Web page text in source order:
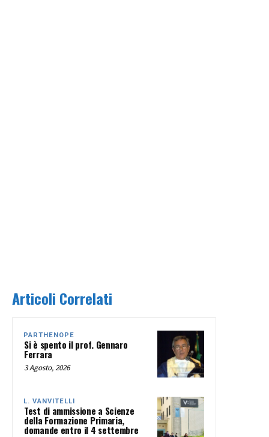
Articoli Correlati
PARTHENOPE
Si è spento il prof. Gennaro
Ferrara
3 Agosto, 2026
L. VANVITELLI
Test di ammissione a Scienze
della Formazione Primaria,
domande entro il 4 settembre